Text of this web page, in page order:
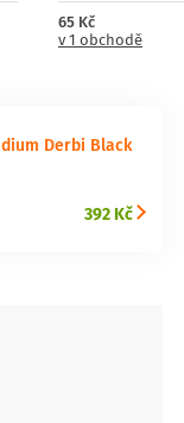
65 Kč
v 1 obchodě
Derbi Black
392 Kč